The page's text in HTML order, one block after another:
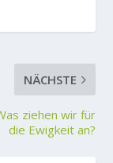
NÄCHSTE
ziehen wir für
die Ewigkeit an?